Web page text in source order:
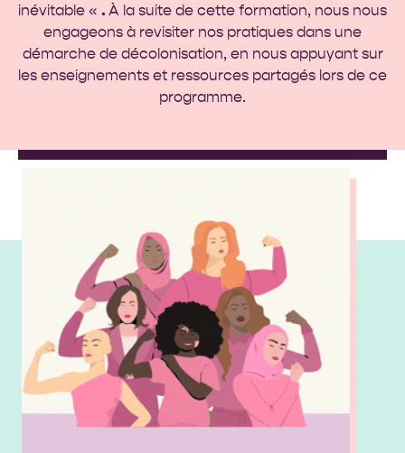
inévitable « .À la suite de cette formation, nous nous
engageons à revisiter nos pratiques dans une
démarche de décolonisation, en nous appuyant sur
les enseignements et ressources partagés lors de ce
programme.